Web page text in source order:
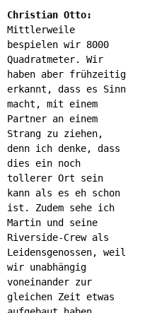
Christian Otto:
Mittlerweile
bespielen wir 8000
Quadratmeter. Wir
haben aber frühzeitig
erkannt, dass es Sinn
macht, mit einem
Partner an einem
Strang zu ziehen,
denn ich denke, dass
dies ein noch
tollerer Ort sein
kann als es eh schon
ist. Zudem sehe ich
Martin und seine
Riverside-Crew als
Leidensgenossen, weil
wir unabhängig
voneinander zur
gleichen Zeit etwas